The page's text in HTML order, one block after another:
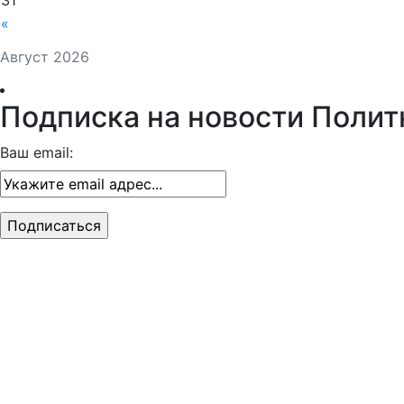
Август 2026
«
Подписка на новости
Ваш email: